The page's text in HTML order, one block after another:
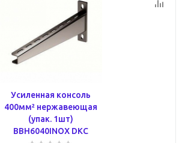
Усиленная консоль
400мм² нержавеющая
(упак. 1шт)
BBH6040INOX DKC